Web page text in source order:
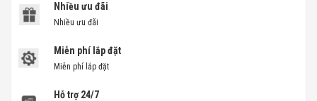
Nhiều ưu đãi
Nhiều ưu đãi
Miễn phí lắp đặt
Miễn phí lắp đặt
Hỗ trợ 24/7